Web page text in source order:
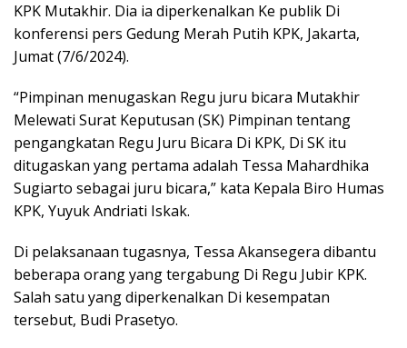
KPK Mutakhir. Dia ia diperkenalkan Ke publik Di
konferensi pers Gedung Merah Putih KPK, Jakarta,
Jumat (7/6/2024).
“Pimpinan menugaskan Regu juru bicara Mutakhir
Melewati Surat Keputusan (SK) Pimpinan tentang
pengangkatan Regu Juru Bicara Di KPK, Di SK itu
ditugaskan yang pertama adalah Tessa Mahardhika
Sugiarto sebagai juru bicara,” kata Kepala Biro Humas
KPK, Yuyuk Andriati Iskak.
Di pelaksanaan tugasnya, Tessa Akansegera dibantu
beberapa orang yang tergabung Di Regu Jubir KPK.
Salah satu yang diperkenalkan Di kesempatan
tersebut, Budi Prasetyo.